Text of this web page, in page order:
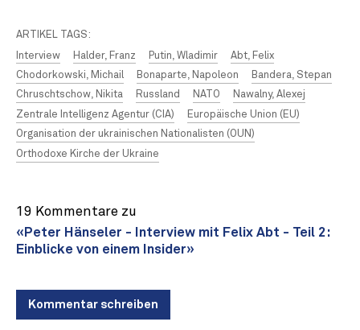
ARTIKEL TAGS:
Interview
Halder, Franz Putin, Wladimir
Abt, Felix
Chodorkowski, Michail
Bonaparte, Napoleon
Bandera, Stepan
Chruschtschow, Nikita
Russland NATO
Nawalny, Alexej
Zentrale Intelligenz Agentur (CIA)
Europäische Union (EU)
Organisation der ukrainischen Nationalisten (OUN)
Orthodoxe Kirche der Ukraine
19 Kommentare zu
«Peter Hänseler - Interview mit Felix Abt - Teil 2:
Einblicke von einem Insider»
Kommentar schreiben